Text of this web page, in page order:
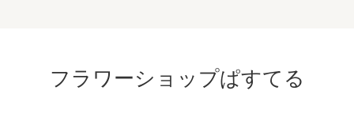
フラワーショップぱすてる